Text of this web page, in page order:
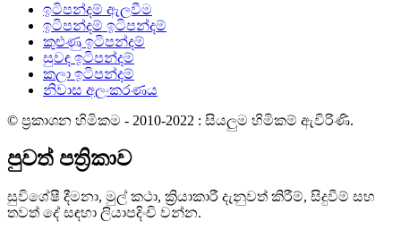
ඉටිපන්දම් ඇලවීම
ඉටිපන්දම් ඉටිපන්දම්
කුළුණු ඉටිපන්දම්
සුවඳ ඉටිපන්දම්
කලා ඉටිපන්දම්
නිවාස අලංකරණය
© ප්‍රකාශන හිමිකම - 2010-2022 : සියලුම හිමිකම් ඇවිරිණි.
පුවත් පත්‍රිකාව
සුවිශේෂී දීමනා, මුල් කථා, ක්‍රියාකාරී දැනුවත් කිරීම්, සිදුවීම් සහ
තවත් දේ සඳහා ලියාපදිංචි වන්න.